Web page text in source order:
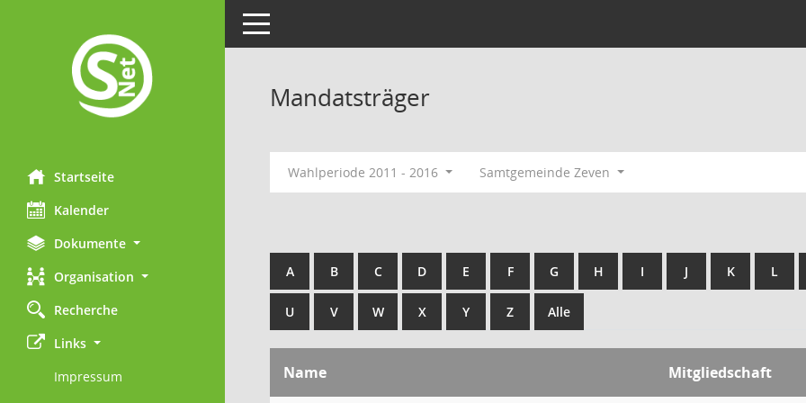
Startseite
Kalender
Dokumente
Organisation
Recherche
Links
Impressum
Toggle navigation
Mandatsträger
Wahlperiode 2011 - 2016 Samtgemeinde Zeven
A B C D E F G H I J K L
U V W X Y Z Alle
Name Mitgliedschaft